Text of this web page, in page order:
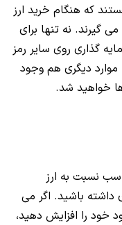
که هنگام خرید ارز
گیرند. نه تنها برای
گذاری روی سایر رمز
موارد دیگری هم وجود
خواهید شد.
نسبت به ارز
داشته باشید. اگر می
خود را افزایش دهید،